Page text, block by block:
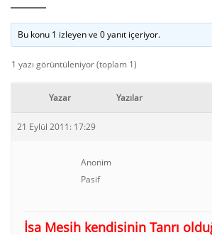
Bu konu 1 izleyen ve 0 yanıt içeriyor.
1 yazı görüntüleniyor (toplam 1)
Yazar Yazılar
21 Eylül 2011: 17:29
Anonim
Pasif
İsa Mesih kendisinin Tanrı